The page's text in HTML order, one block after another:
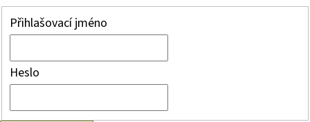
Přihlašovací jméno
Heslo